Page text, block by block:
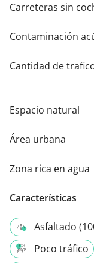
Carreteras sin
Contaminación
Cantidad de
Espacio natural
Área urbana
Zona rica en agua
Características
Asfaltado
Poco tráfico